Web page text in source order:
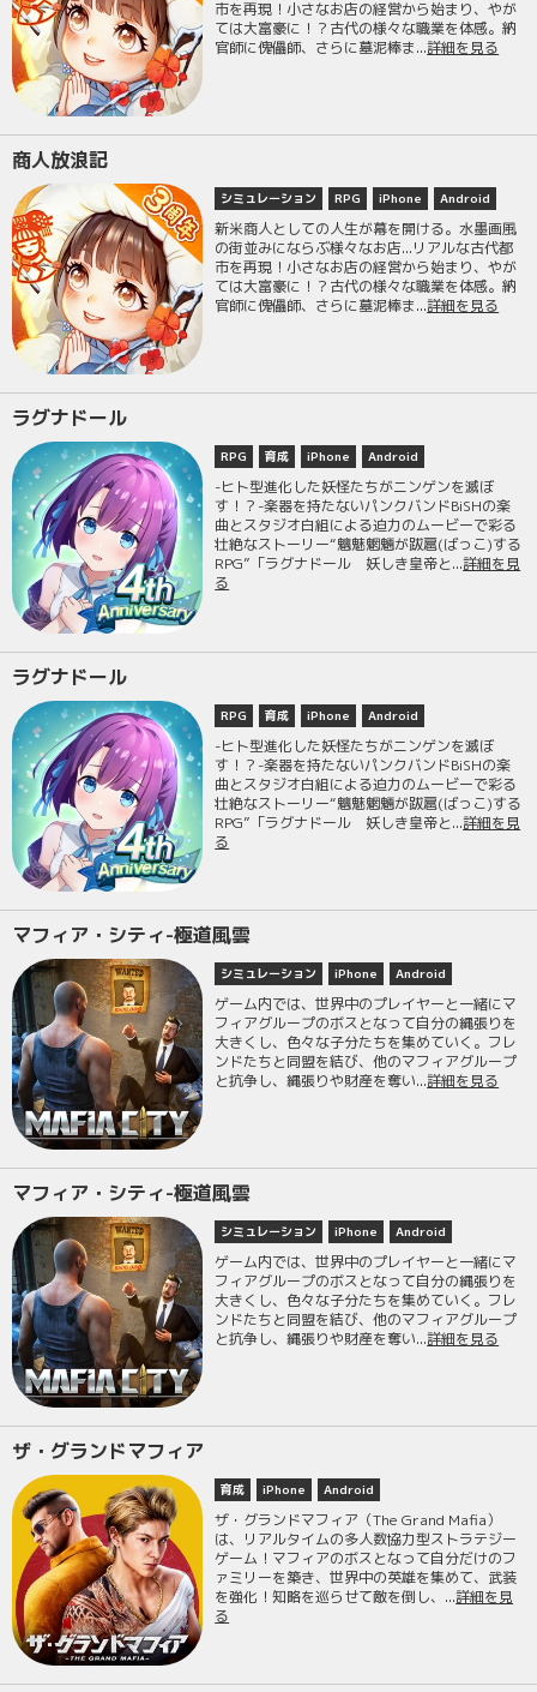
市を再現！小さなお店の経営から始まり、やが
ては大富豪に！？古代の様々な職業を体感。納
官師に傀儡師、さらに墓泥棒ま...詳細を見る
商人放浪記
シミュレーション RPG iPhone Android
新米商人としての人生が幕を開ける。水墨画風
の街並みにならぶ様々なお店...リアルな古代都
市を再現！小さなお店の経営から始まり、やが
ては大富豪に！？古代の様々な職業を体感。納
官師に傀儡師、さらに墓泥棒ま...詳細を見る
ラグナドール
RPG 育成 iPhone Android
-ヒト型進化した妖怪たちがニンゲンを滅ぼ
す！？-楽器を持たないパンクバンドBiSHの楽
曲とスタジオ白組による迫力のムービーで彩る
壮絶なストーリー“魑魅魍魎が跋扈(ばっこ)する
RPG”「ラグナドール 妖しき皇帝と...詳細を見
る
ラグナドール
RPG 育成 iPhone Android
-ヒト型進化した妖怪たちがニンゲンを滅ぼ
す！？-楽器を持たないパンクバンドBiSHの楽
曲とスタジオ白組による迫力のムービーで彩る
壮絶なストーリー“魑魅魍魎が跋扈(ばっこ)する
RPG”「ラグナドール 妖しき皇帝と...詳細を見
る
マフィア・シティ-極道風雲
シミュレーション iPhone Android
ゲーム内では、世界中のプレイヤーと一緒にマ
フィアグループのボスとなって自分の縄張りを
大きくし、色々な子分たちを集めていく。フレ
ンドたちと同盟を結び、他のマフィアグループ
と抗争し、縄張りや財産を奪い...詳細を見る
マフィア・シティ-極道風雲
シミュレーション iPhone Android
ゲーム内では、世界中のプレイヤーと一緒にマ
フィアグループのボスとなって自分の縄張りを
大きくし、色々な子分たちを集めていく。フレ
ンドたちと同盟を結び、他のマフィアグループ
と抗争し、縄張りや財産を奪い...詳細を見る
ザ・グランドマフィア
育成 iPhone Android
ザ・グランドマフィア（The Grand Mafia）
は、リアルタイムの多人数協力型ストラテジー
ゲーム！マフィアのボスとなって自分だけのフ
ァミリーを築き、世界中の英雄を集めて、武装
を強化！知略を巡らせて敵を倒し、...詳細を見
る